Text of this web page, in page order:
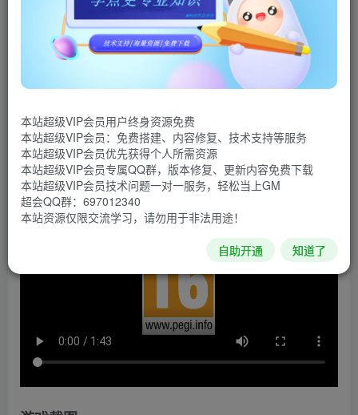
验。如果您喜欢该游戏内容，请支持正版 →→→正版购买
游戏介绍
《侏罗纪世界：进化2》是 Frontier 成就非凡的游戏《侏
界：进化》游戏系列的全新的冒险纪元，本作以 2018 年极
富开创性且充满沉浸感的管理模拟架构为基础进行开发。
游戏视频
本站超级VIP会员用户终身资源免费
本站超级VIP会员：免费搭建、内容修复、技术支持等服务
本站超级VIP会员优先获得个人所需资源
本站超级VIP会员专属QQ群，版本修复、更新内容免费下载
本站超级VIP会员技术问题一对一服务，轻松当上GM
超会QQ群：697012340
本站资源仅限交流学习，请勿用于非法用途！
自助开通 知道了